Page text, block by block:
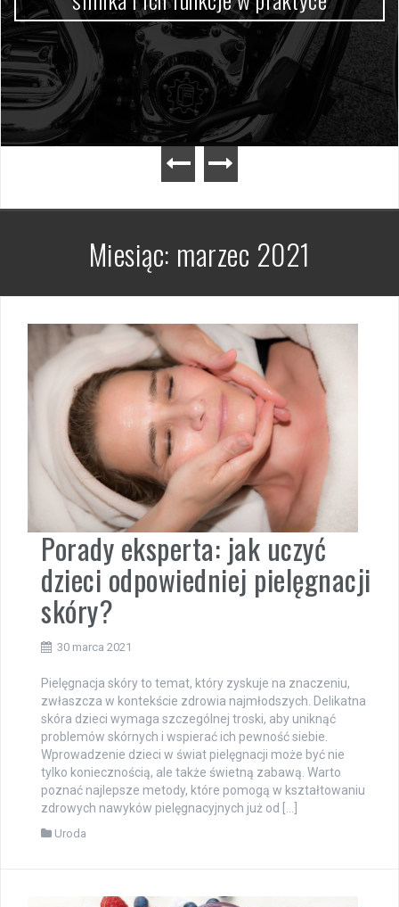
Miesiąc: marzec 2021
Porady eksperta: jak uczyć
dzieci odpowiedniej pielęgnacji
skóry?
30 marca 2021
Pielęgnacja skóry to temat, który zyskuje na znaczeniu,
zwłaszcza w kontekście zdrowia najmłodszych. Delikatna
skóra dzieci wymaga szczególnej troski, aby uniknąć
problemów skórnych i wspierać ich pewność siebie.
Wprowadzenie dzieci w świat pielęgnacji może być nie
tylko koniecznością, ale także świetną zabawą. Warto
poznać najlepsze metody, które pomogą w kształtowaniu
zdrowych nawyków pielęgnacyjnych już od […]
Uroda